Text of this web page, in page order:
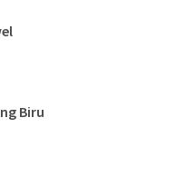
Biru